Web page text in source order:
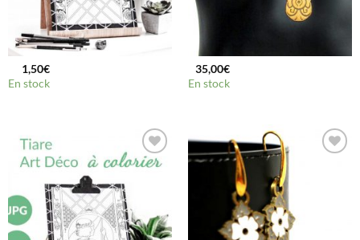
1,50€
En stock
35,00€
En stock
Ajouter